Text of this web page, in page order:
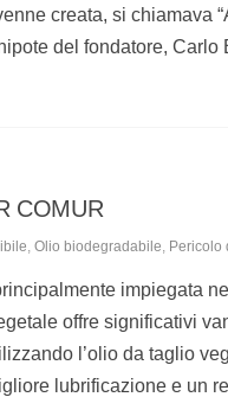
creata, si chiamava
del fondatore, Carlo
COMUR
Olio biodegradabile Pericolo
impiegata
offre significativi
l’olio da taglio
lubrificazione e un